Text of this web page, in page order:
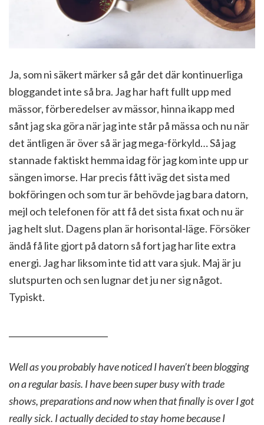
Ja, som ni säkert märker så går det där kontinuerliga
bloggandet inte så bra. Jag har haft fullt upp med
mässor, förberedelser av mässor, hinna ikapp med
sånt jag ska göra när jag inte står på mässa och nu när
det äntligen är över så är jag mega-förkyld… Så jag
stannade faktiskt hemma idag för jag kom inte upp ur
sängen imorse. Har precis fått iväg det sista med
bokföringen och som tur är behövde jag bara datorn,
mejl och telefonen för att få det sista fixat och nu är
jag helt slut. Dagens plan är horisontal-läge. Försöker
ändå få lite gjort på datorn så fort jag har lite extra
energi. Jag har liksom inte tid att vara sjuk. Maj är ju
slutspurten och sen lugnar det ju ner sig något.
Typiskt.
Well as you probably have noticed I haven’t been blogging
on a regular basis. I have been super busy with trade
shows, preparations and now when that finally is over I got
really sick. I actually decided to stay home because I